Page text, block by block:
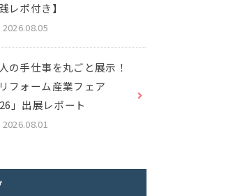
レポ付き】
2026.08.05
の手仕事を丸ごと展示！
リフォーム産業フェア
」出展レポート
2026.08.01